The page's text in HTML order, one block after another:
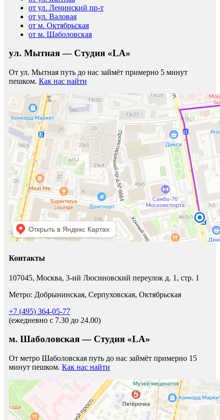
от ул. Ленинский пр-т
от ул. Валовая
от м. Октябрьская
от м. Шаболовская
ул. Мытная — Студия «LA»
От ул. Мытная путь до нас займёт примерно 5 минут
пешком. Как нас найти
Контакты
107045, Москва, 3-ий Люсиновский переулок д. 1, стр. 1
Метро: Добрынинская, Серпуховская, Октябрьская
+7 (495) 364-05-77
(ежедневно c 7.30 до 24.00)
м. Шаболовская — Студия «LA»
От метро Шаболовская путь до нас займёт примерно 15
минут пешком. Как нас найти